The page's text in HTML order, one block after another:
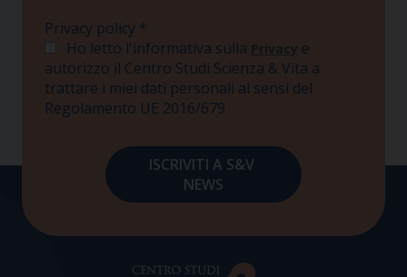
Privacy policy *
Ho letto l'informativa sulla Privacy e
autorizzo il Centro Studi Scienza & Vita a
trattare i miei dati personali ai sensi del
Regolamento UE 2016/679